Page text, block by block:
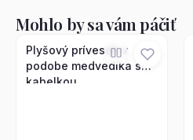
Mohlo by sa vám páčiť
Plyšový prívesok v
podobe medvedíka s
kabelkou